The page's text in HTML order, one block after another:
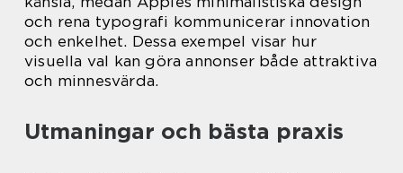
och rena typografi kommunicerar innovation
och enkelhet. Dessa exempel visar hur
visuella val kan göra annonser både attraktiva
och minnesvärda.
Utmaningar och bästa praxis